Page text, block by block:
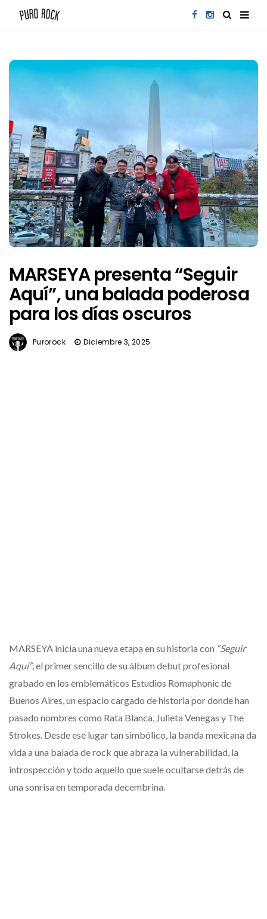
MARSEYA presenta “Seguir
Aquí”, una balada poderosa
para los días oscuros
Purorock Diciembre 3, 2025
MARSEYA inicia una nueva etapa en su historia con “Seguir
Aquí”, el primer sencillo de su álbum debut profesional
grabado en los emblemáticos Estudios Romaphonic de
Buenos Aires, un espacio cargado de historia por donde han
pasado nombres como Rata Blanca, Julieta Venegas y The
Strokes. Desde ese lugar tan simbólico, la banda mexicana da
vida a una balada de rock que abraza la vulnerabilidad, la
introspección y todo aquello que suele ocultarse detrás de
una sonrisa en temporada decembrina.